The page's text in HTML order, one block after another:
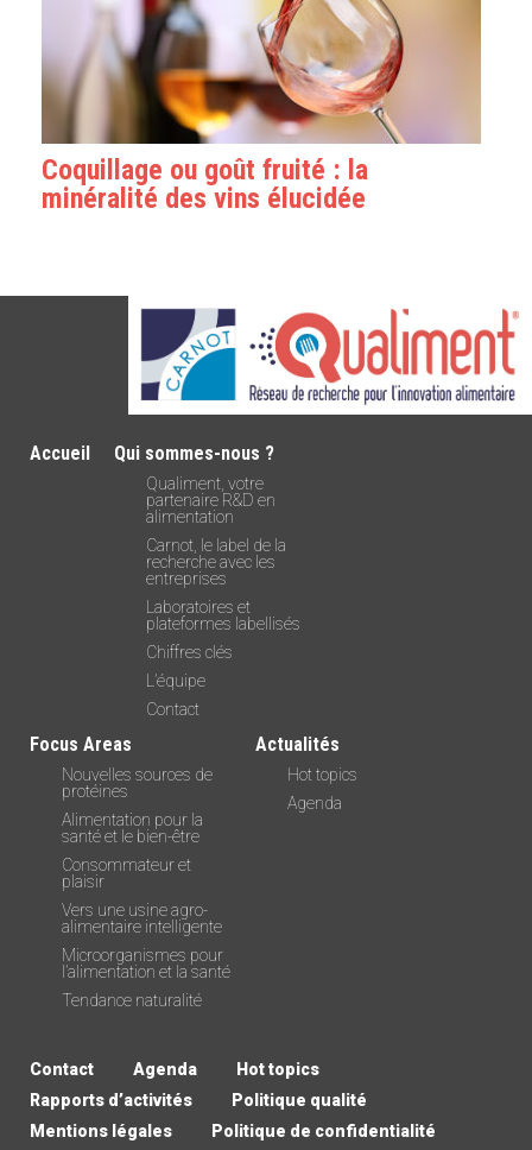
Coquillage ou goût fruité : la
minéralité des vins élucidée
Accueil Qui sommes-nous ?
Qualiment, votre
partenaire R&D en
alimentation
Carnot, le label de la
recherche avec les
entreprises
Laboratoires et
plateformes labellisés
Chiffres clés
L’équipe
Contact
Focus Areas
Nouvelles sources de
protéines
Alimentation pour la
santé et le bien-être
Consommateur et
plaisir
Vers une usine agro-
alimentaire intelligente
Microorganismes pour
l’alimentation et la santé
Tendance naturalité
Actualités
Hot topics
Agenda
Contact Agenda
Hot topics
Rapports d’activités
Politique qualité
Mentions légales
Politique de confidentialité